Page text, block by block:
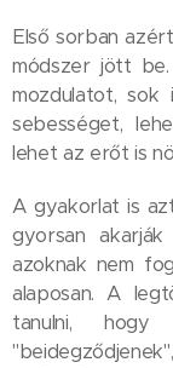
Első sorban
módszer jött be.
mozdulatot, sok
sebességet,
lehet az erőt is
A gyakorlat is
gyorsan
azoknak nem
alaposan. A
tanulni, hogy